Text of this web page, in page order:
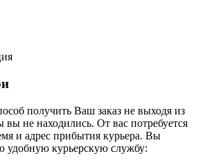
получить Ваш заказ не выходя из
вы не находились. От вас потребуется
и адрес прибытия курьера. Вы
удобную курьерскую службу: